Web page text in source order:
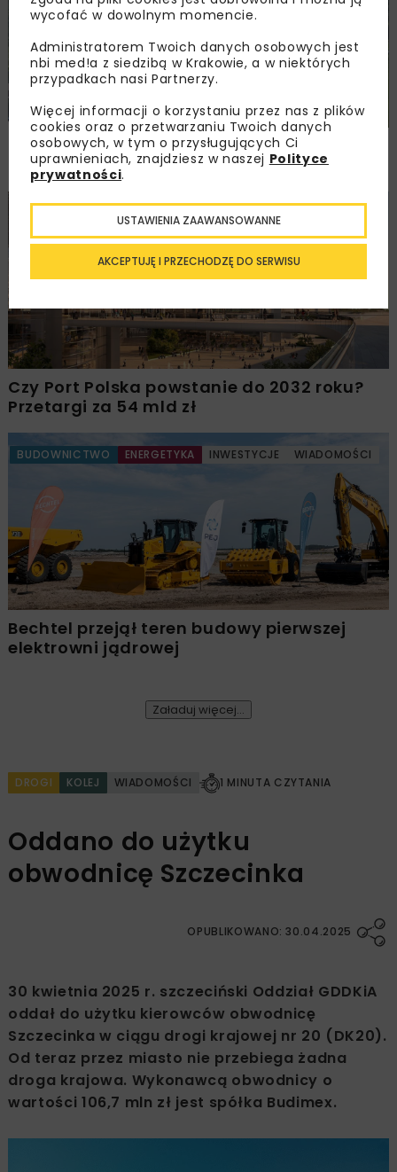
Dziesięciu chętnych na węzeł w Jaworniku.
Ceny od 76,6 mln zł
BUDOWNICTWO DROGI KOLEJ TUNELE
Czy Port Polska powstanie do 2032 roku?
Przetargi za 54 mld zł
BUDOWNICTWO ENERGETYKA INWESTYCJE WIADOMOŚCI
Bechtel przejął teren budowy pierwszej
elektrowni jądrowej
Załaduj więcej...
DROGI KOLEJ WIADOMOŚCI 1 MINUTA CZYTANIA
Oddano do użytku
obwodnicę Szczecinka
OPUBLIKOWANO: 30.04.2025
30 kwietnia 2025 r. szczeciński Oddział GDDKiA
oddał do użytku kierowców obwodnicę
Szczecinka w ciągu drogi krajowej nr 20 (DK20).
Od teraz przez miasto nie przebiega żadna
droga krajowa. Wykonawcą obwodnicy o
wartości 106,7 mln zł jest spółka Budimex.
wycofać w dowolnym momencie.
Administratorem Twoich danych osobowych jest
nbi med!a z siedzibą w Krakowie, a w niektórych
przypadkach nasi Partnerzy.
Więcej informacji o korzystaniu przez nas z plików
cookies oraz o przetwarzaniu Twoich danych
osobowych, w tym o przysługujących Ci
uprawnieniach, znajdziesz w naszej Polityce
prywatności.
AKCEPTUJĘ I PRZECHODZĘ DO SERWISU
USTAWIENIA ZAAWANSOWANNE